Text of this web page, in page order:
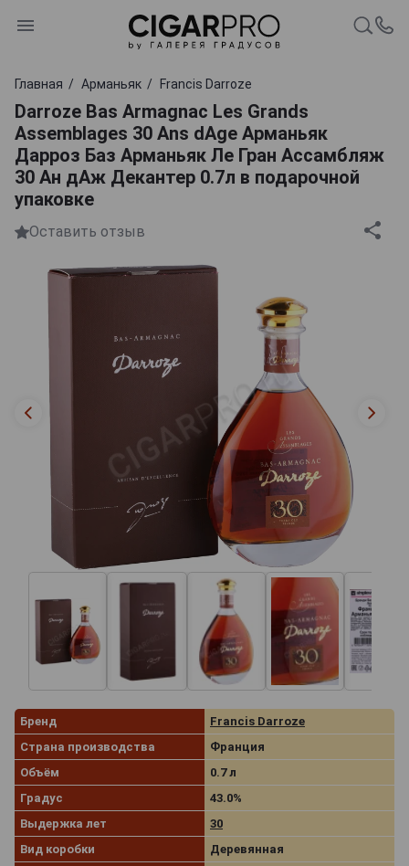
Главная Арманьяк Francis Darroze
Darroze Bas Armagnac Les Grands
Assemblages 30 Ans dAge Арманьяк
Дарроз Баз Арманьяк Ле Гран Ассамбляж
30 Ан дАж Декантер 0.7л в подарочной
упаковке
Оставить отзыв
Бренд
Francis Darroze
Страна производства
Франция
Объём
0.7 л
Градус
43.0%
Выдержка лет
30
Вид коробки
Деревянная